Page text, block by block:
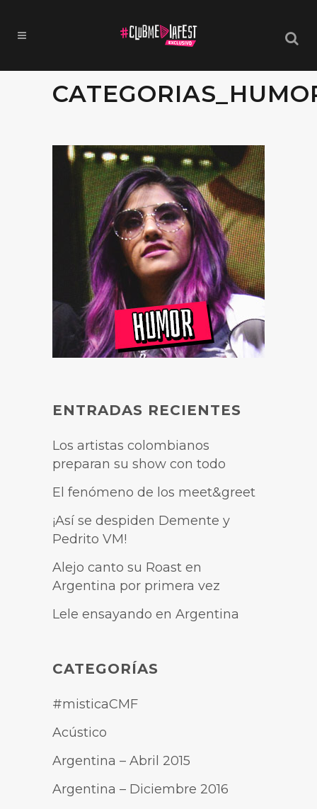
ENTRADAS RECIENTES
Los artistas colombianos
preparan su show con todo
El fenómeno de los meet&greet
¡Así se despiden Demente y
Pedrito VM!
Alejo canto su Roast en
Argentina por primera vez
Lele ensayando en Argentina
CATEGORÍAS
#misticaCMF
Acústico
Argentina – Abril 2015
Argentina – Diciembre 2016